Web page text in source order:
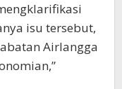
isu tersebut,
Airlangga